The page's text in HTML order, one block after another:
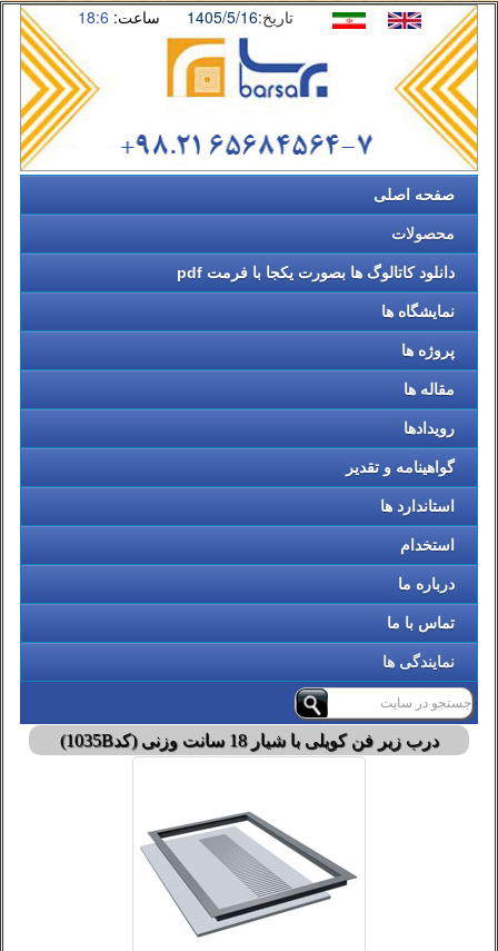
ساعت: 18:6 تاریخ:1405/5/16
صفحه اصلی
محصولات
دانلود کاتالوگ ها بصورت یکجا با فرمت pdf
نمایشگاه ها
پروژه ها
مقاله ها
رویدادها
گواهینامه و تقدیر
استاندارد ها
استخدام
درباره ما
تماس با ما
نمایندگی ها
درب زیر فن کویلی با شیار 18 سانت وزنی (کد1035B)